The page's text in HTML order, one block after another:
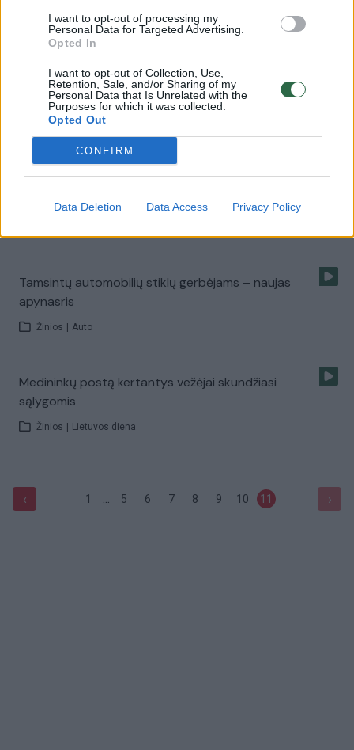
I want to opt-out of processing my
Personal Data for Targeted Advertising.
Opted In
I want to opt-out of Collection, Use,
Retention, Sale, and/or Sharing of my
Personal Data that Is Unrelated with the
Purposes for which it was collected.
Opted Out
CONFIRM
Data Deletion Data Access Privacy Policy
Tylomis pakeistos KET sukėlė vairuotojų pasipiktinimą
Neblaivaus esto vilkikas prie Elektrėnų užvirto ant BMW
Lietuvos diena
Ką reikia žinoti pradedančiajam vairuotojui?
Tamsintų automobilių stiklų gerbėjams – naujas
apynasris
Žinios Auto
Medininkų postą kertantys vežėjai skundžiasi
sąlygomis
Žinios Lietuvos diena
‹ 1 ... 5 6 7 8 9 10 11 ›